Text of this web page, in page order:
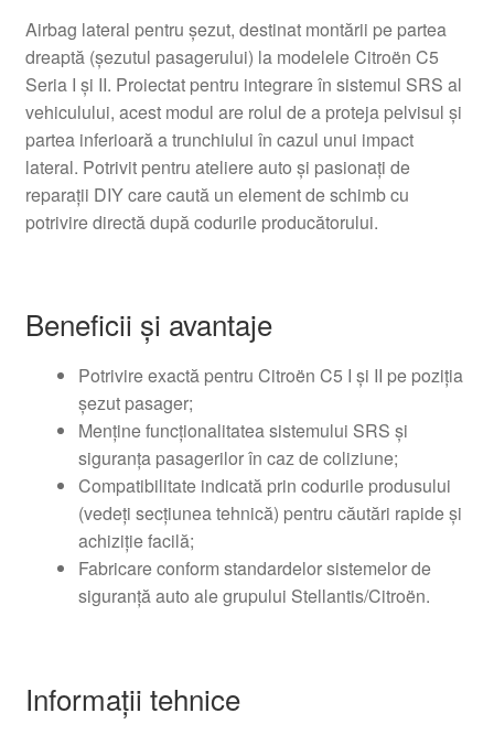
Airbag lateral pentru șezut, destinat montării pe partea
dreaptă (șezutul pasagerului) la modelele Citroën C5
Seria I și II. Proiectat pentru integrare în sistemul SRS al
vehiculului, acest modul are rolul de a proteja pelvisul și
partea inferioară a trunchiului în cazul unui impact
lateral. Potrivit pentru ateliere auto și pasionați de
reparații DIY care caută un element de schimb cu
potrivire directă după codurile producătorului.
Beneficii și avantaje
Potrivire exactă pentru Citroën C5 I și II pe poziția
șezut pasager;
Menține funcționalitatea sistemului SRS și
siguranța pasagerilor în caz de coliziune;
Compatibilitate indicată prin codurile produsului
(vedeți secțiunea tehnică) pentru căutări rapide și
achiziție facilă;
Fabricare conform standardelor sistemelor de
siguranță auto ale grupului Stellantis/Citroën.
Informații tehnice